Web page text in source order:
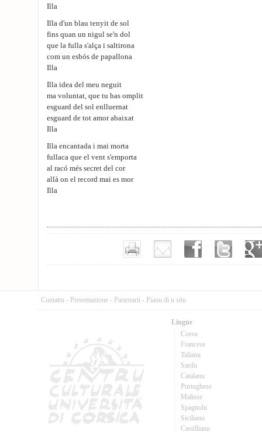
Illa
Illa d'un blau tenyit de sol
fins quan un nigul se'n dol
que la fulla s'alça i saltirona
com un esbós de papallona
Illa
Illa idea del meu neguit
ma voluntat, que tu has omplit
esguard del sol enlluernat
esguard de tot amor abaixat
Illa
Illa encantada i mai morta
fullaca que el vent s'emporta
al racó més secret del cor
allà on el record mai es mor
Illa
Cuntattu - Presentazione - Partenarii - Pianu di u situ
Lingue
Corsu
Francese
Talianu
Sardu
Catalanu
Purtughese
Maltese
Spagnolu
Sicilianu
Castillianu